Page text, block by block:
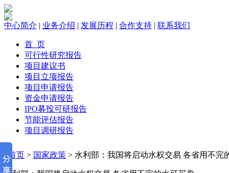
中心简介 | 业务介绍 | 发展历程 | 合作支持 | 联系我们
首 页
可行性研究报告
项目建议书
项目立项报告
项目申请报告
资金申请报告
IPO募投可研报告
节能评估报告
项目调研报告
首页 > 国家政策 > 水利部：我国将启动水权交易 各省用不完